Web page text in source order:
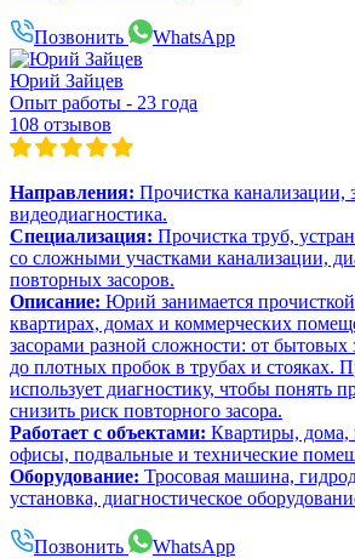
Позвонить WhatsApp
Юрий Зайцев
Опыт работы - 23 года
108 отзывов
Направления: Прочистка канализации,
видеодиагностика.
Специализация: Прочистка труб,
со сложными участками канализации,
повторных засоров.
Описание: Юрий занимается
квартирах, домах и коммерческих
засорами разной сложности: от бытовых
до плотных пробок в трубах и стояках.
использует диагностику, чтобы понять
снизить риск повторного засора.
Работает с объектами: Квартиры, дома,
офисы, подвальные и технические
Оборудование: Тросовая машина,
установка, диагностическое
Позвонить WhatsApp